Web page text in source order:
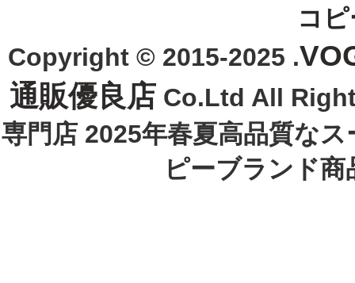
コ
Copyright © 2015-2025 .
通販優良店 Co.Ltd All
専門店 2025年春夏高品質な
ピーブランド